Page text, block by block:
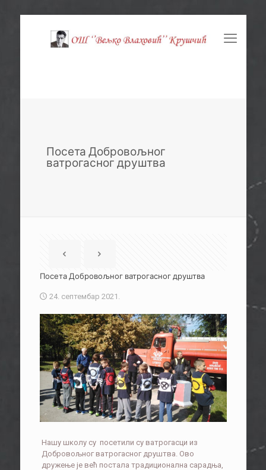
Посета Добровољног
ватрогасног друштва
Посета Добровољног ватрогасног друштва
24. септембар 2021.
Нашу школу су посетили су ватрогасци из
Добровољног ватрогасног друштва. Ово
дружење је већ постала традиционална сарадња,